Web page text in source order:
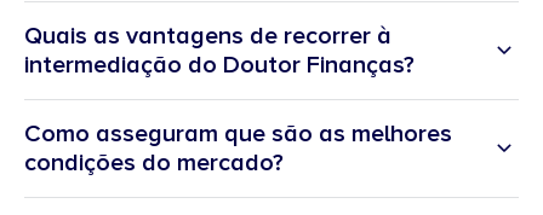
Quais as vantagens de recorrer à
intermediação do Doutor Finanças?
Como asseguram que são as melhores
condições do mercado?